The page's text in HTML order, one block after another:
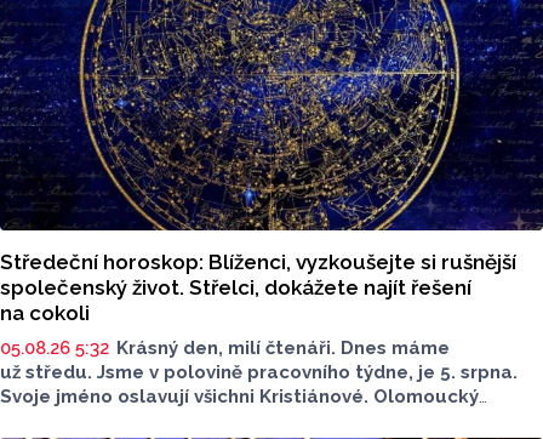
Středeční horoskop: Blíženci, vyzkoušejte si rušnější
společenský život. Střelci, dokážete najít řešení
na cokoli
05.08.26 5:32 Krásný den, milí čtenáři. Dnes máme
už středu. Jsme v polovině pracovního týdne, je 5. srpna.
Svoje jméno oslavují všichni Kristiánové. Olomoucký